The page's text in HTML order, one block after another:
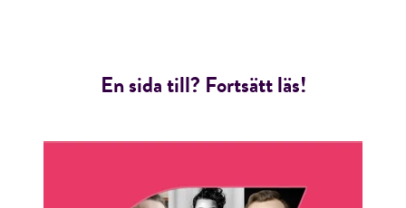
En sida till? Fortsätt läs!